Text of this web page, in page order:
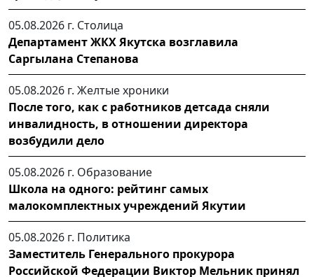
05.08.2026 г. Столица
Департамент ЖКХ Якутска возглавила
Саргылана Степанова
05.08.2026 г. Желтые хроники
После того, как с работников детсада сняли
инвалидность, в отношении директора
возбудили дело
05.08.2026 г. Образование
Школа на одного: рейтинг самых
малокомплектных учреждений Якутии
05.08.2026 г. Политика
Заместитель Генерального прокурора
Российской Федерации Виктор Мельник принял